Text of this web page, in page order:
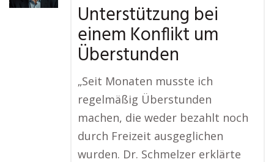
Unterstützung bei
einem Konflikt um
Überstunden
„Seit Monaten musste ich
regelmäßig Überstunden
machen, die weder bezahlt noch
durch Freizeit ausgeglichen
wurden. Dr. Schmelzer erklärte